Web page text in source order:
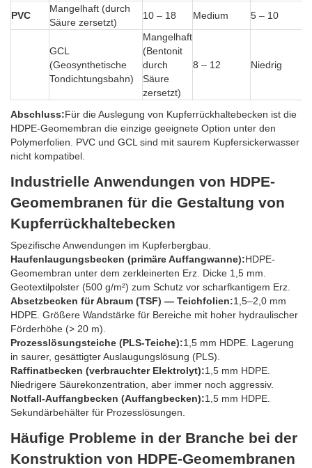
PVC
Mangelhaft (durch
Säure zersetzt)
10 – 18 Medium 5 – 10
GCL
(Geosynthetische
Tondichtungsbahn)
Mangelhaft
(Bentonit
durch
Säure
zersetzt)
8 – 12 Niedrig
Abschluss:Für die Auslegung von Kupferrückhaltebecken ist die
HDPE-Geomembran die einzige geeignete Option unter den
Polymerfolien. PVC und GCL sind mit saurem Kupfersickerwasser
nicht kompatibel.
Industrielle Anwendungen von HDPE-
Geomembranen für die Gestaltung von
Kupferrückhaltebecken
Spezifische Anwendungen im Kupferbergbau.
Haufenlaugungsbecken (primäre Auffangwanne):HDPE-
Geomembran unter dem zerkleinerten Erz. Dicke 1,5 mm.
Geotextilpolster (500 g/m²) zum Schutz vor scharfkantigem Erz.
Absetzbecken für Abraum (TSF) — Teichfolien:1,5–2,0 mm
HDPE. Größere Wandstärke für Bereiche mit hoher hydraulischer
Förderhöhe (> 20 m).
Prozesslösungsteiche (PLS-Teiche):1,5 mm HDPE. Lagerung
in saurer, gesättigter Auslaugungslösung (PLS).
Raffinatbecken (verbrauchter Elektrolyt):1,5 mm HDPE.
Niedrigere Säurekonzentration, aber immer noch aggressiv.
Notfall-Auffangbecken (Auffangbecken):1,5 mm HDPE.
Sekundärbehälter für Prozesslösungen.
Häufige Probleme in der Branche bei der
Konstruktion von HDPE-Geomembranen